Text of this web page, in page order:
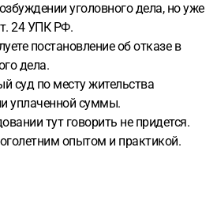
уголовного дела, но уже
24 УПК РФ.
постановление об отказе в
дела.
суд по месту жительства
уплаченной суммы.
тут говорить не придется.
опытом и практикой.